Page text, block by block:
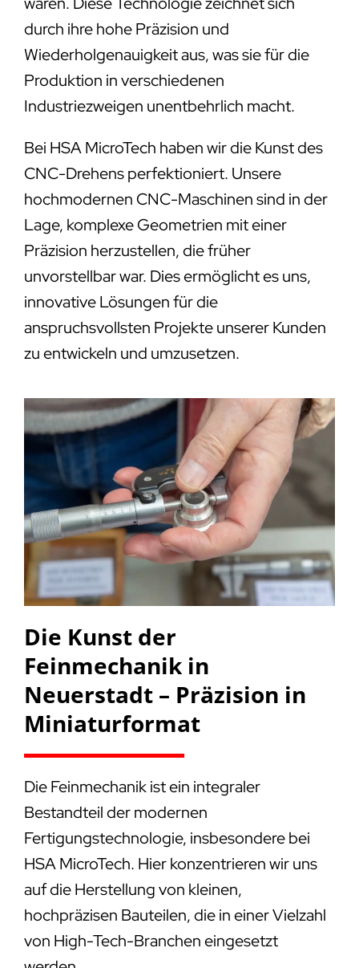
durch ihre hohe Präzision und
Wiederholgenauigkeit aus, was sie für die
Produktion in verschiedenen
Industriezweigen unentbehrlich macht.
Bei HSA MicroTech haben wir die Kunst des
CNC-Drehens perfektioniert. Unsere
hochmodernen CNC-Maschinen sind in der
Lage, komplexe Geometrien mit einer
Präzision herzustellen, die früher
unvorstellbar war. Dies ermöglicht es uns,
innovative Lösungen für die
anspruchsvollsten Projekte unserer Kunden
zu entwickeln und umzusetzen.
Die Kunst der
Feinmechanik in
Neuerstadt – Präzision in
Miniaturformat
Die Feinmechanik ist ein integraler
Bestandteil der modernen
Fertigungstechnologie, insbesondere bei
HSA MicroTech. Hier konzentrieren wir uns
auf die Herstellung von kleinen,
hochpräzisen Bauteilen, die in einer Vielzahl
von High-Tech-Branchen eingesetzt